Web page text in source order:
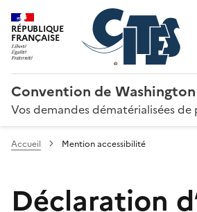
RÉPUBLIQUE
FRANÇAISE
Convention de Washington
Vos demandes dématérialisées
Accueil Mention accessibilité
Déclaration